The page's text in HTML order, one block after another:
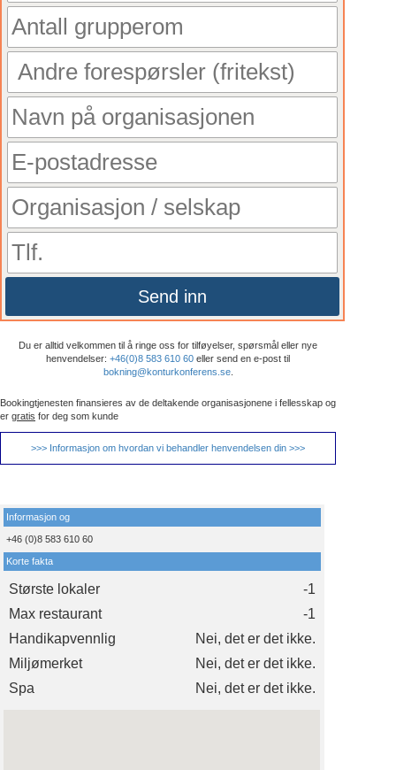
Send inn
Du er alltid velkommen til å ringe oss for tilføyelser, spørsmål eller nye
henvendelser: +46(0)8 583 610 60 eller send en e-post til
bokning@konturkonferens.se.
Bookingtjenesten finansieres av de deltakende organisasjonene i fellesskap og
er gratis for deg som kunde
>>> Informasjon om hvordan vi behandler henvendelsen din >>>
Informasjon og
+46 (0)8 583 610 60
Korte fakta
Største lokaler
-1
Max restaurant
-1
Handikapvennlig
Nei, det er det ikke.
Miljømerket
Nei, det er det ikke.
Spa
Nei, det er det ikke.